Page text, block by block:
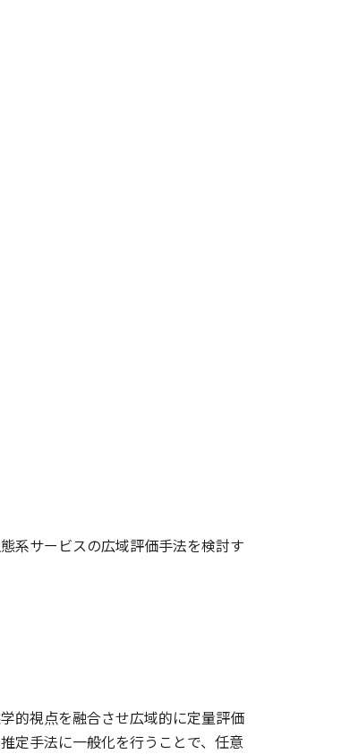
系サービスの広域評価手法を検討す
的視点を融合させ広域的に定量評価
定手法に一般化を行うことで、任意